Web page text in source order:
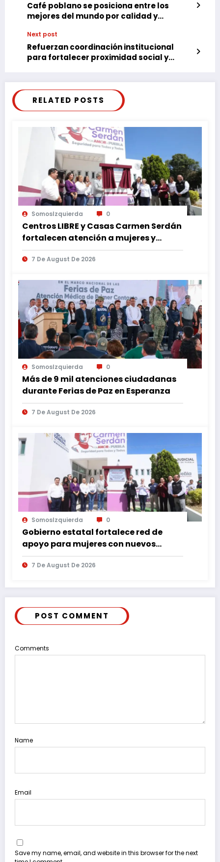
Café poblano se posiciona entre los
mejores del mundo por calidad y
Next post
Refuerzan coordinación institucional
para fortalecer proximidad social y
RELATED POSTS
SomosIzquierda 0
Centros LIBRE y Casas Carmen Serdán
fortalecen atención a mujeres y
reducen feminicidio en Puebla
7 De August De 2026
SomosIzquierda 0
Más de 9 mil atenciones ciudadanas
durante Ferias de Paz en Esperanza
7 De August De 2026
SomosIzquierda 0
Gobierno estatal fortalece red de
apoyo para mujeres con nuevos
espacios de atención en Puebla
7 De August De 2026
POST COMMENT
Comments
Name
Email
Save my name, email, and website in this browser for the next